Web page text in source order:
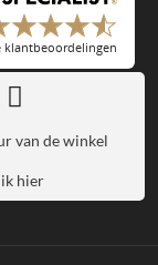
van de winkel
hier